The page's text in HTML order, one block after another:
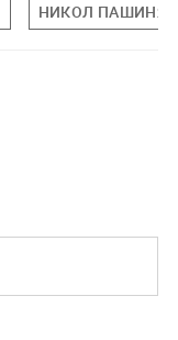
НИКОЛ ПАШИНЯН